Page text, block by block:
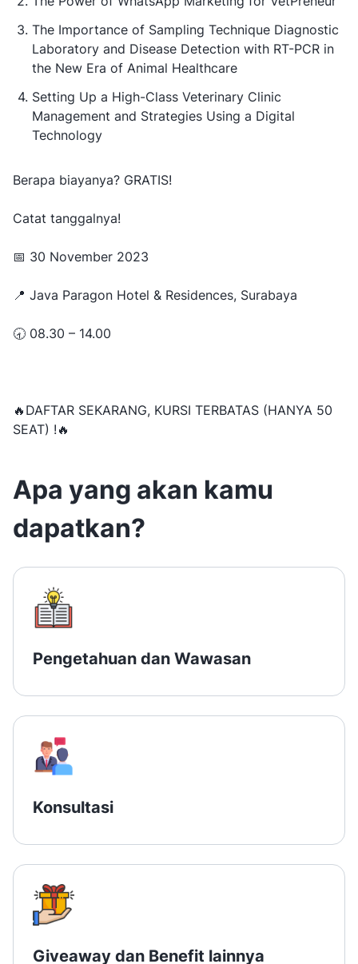
The Importance of Sampling Technique Diagnostic
Laboratory and Disease Detection with RT-PCR in
the New Era of Animal Healthcare
Setting Up a High-Class Veterinary Clinic
Management and Strategies Using a Digital
Technology
Berapa biayanya? GRATIS!
Catat tanggalnya!
📅 30 November 2023
📍 Java Paragon Hotel & Residences, Surabaya
🕣 08.30 – 14.00
🔥DAFTAR SEKARANG, KURSI TERBATAS (HANYA 50
SEAT) !🔥
Apa yang akan kamu
dapatkan?
Pengetahuan dan Wawasan
Konsultasi
Giveaway dan Benefit lainnya